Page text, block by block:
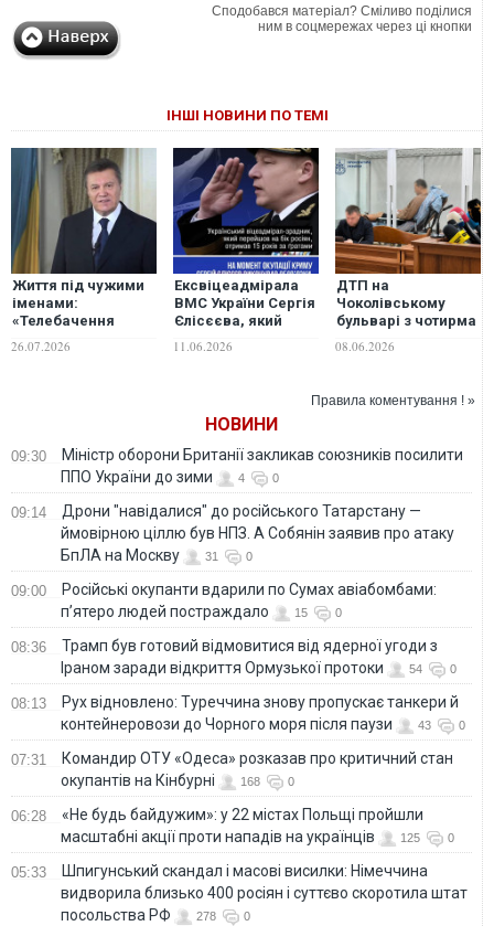
Сподобався матеріал? Сміливо поділися
ним в соцмережах через ці кнопки
ІНШІ НОВИНИ ПО ТЕМІ
Життя під чужими
іменами:
«Телебачення
Торонто» розкрило
деталі життя
26.07.2026
Ексвіцеадмірала
ВМС України Сергія
Єлісєєва, який
перейшов на бік
ворога, засуджено
11.06.2026
ДТП на
Чоколівському
бульварі з чотирма
загиблими: водія
Mercedes
08.06.2026
Правила коментування ! »
НОВИНИ
09:30
Міністр оборони Британії закликав союзників посилити
ППО України до зими
4 0
09:14
Дрони "навідалися" до російського Татарстану —
ймовірною ціллю був НПЗ. А Собянін заявив про атаку
БпЛА на Москву
31 0
09:00
Російські окупанти вдарили по Сумах авіабомбами:
п’ятеро людей постраждало
15 0
08:36
Трамп був готовий відмовитися від ядерної угоди з
Іраном заради відкриття Ормузької протоки
54 0
08:13
Рух відновлено: Туреччина знову пропускає танкери й
контейнеровози до Чорного моря після паузи
43 0
07:31
Командир ОТУ «Одеса» розказав про критичний стан
окупантів на Кінбурні
168 0
06:28
«Не будь байдужим»: у 22 містах Польщі пройшли
масштабні акції проти нападів на українців
125 0
05:33
Шпигунський скандал і масові висилки: Німеччина
видворила близько 400 росіян і суттєво скоротила штат
посольства РФ
278 0